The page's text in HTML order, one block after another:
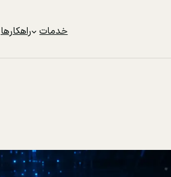
خدمات راهکارها